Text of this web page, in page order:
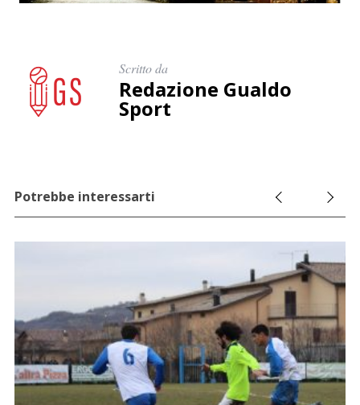
Scritto da
Redazione Gualdo
Sport
Potrebbe interessarti